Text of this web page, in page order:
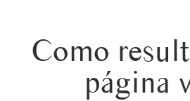
Como
página